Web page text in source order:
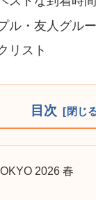
ル・友人グル
リスト
目次
2026 春